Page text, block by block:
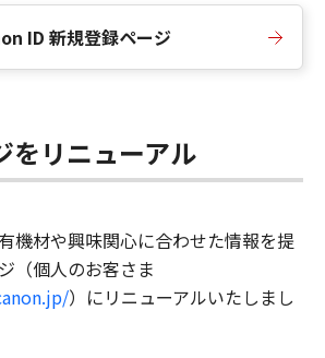
ID 新規登録ページ
をリニューアル
機材や興味関心に合わせた情報を提
（個人のお客さま
）にリニューアルいたしまし